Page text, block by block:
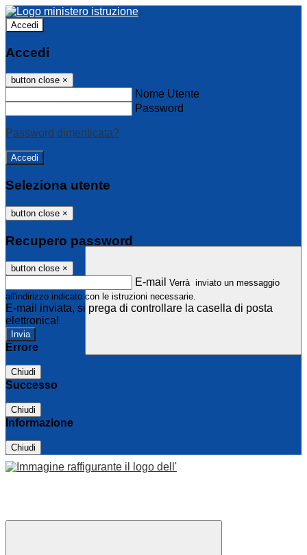
Accedi
Accedi
button close ×
Nome Utente
Password
Password dimenticata?
Seleziona utente
button close ×
Recupero password
button close ×
E-mail Verrà inviato un messaggio
all'indirizzo indicato con le istruzioni necessarie.
E-mail inviata, si prega di controllare la casella di posta
elettronica!
Errore
Chiudi
Successo
Chiudi
Informazione
Chiudi